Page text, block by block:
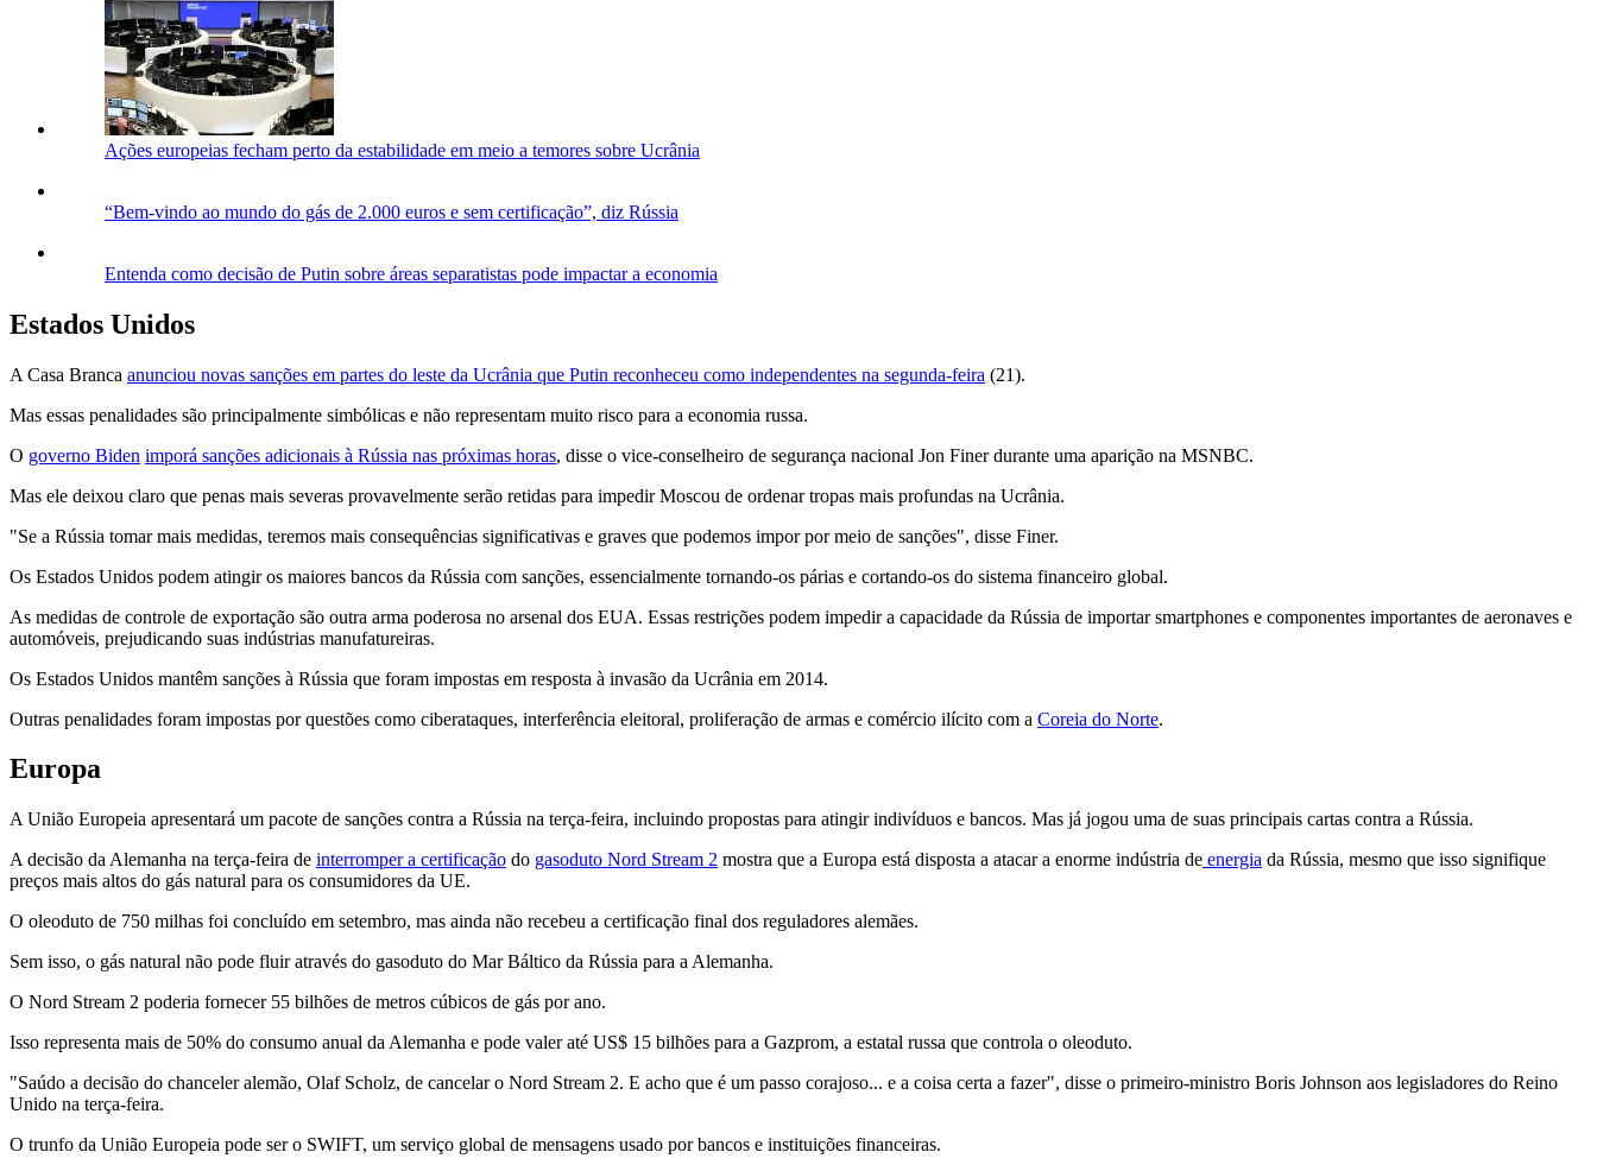
Ações europeias fecham perto da estabilidade em meio a temores sobre Ucrânia
“Bem-vindo ao mundo do gás de 2.000 euros e sem certificação”, diz Rússia
Entenda como decisão de Putin sobre áreas separatistas pode impactar a economia
Estados Unidos
A Casa Branca anunciou novas sanções em partes do leste da Ucrânia que Putin reconheceu como independentes na segunda-feira (21).
Mas essas penalidades são principalmente simbólicas e não representam muito risco para a economia russa.
O governo Biden imporá sanções adicionais à Rússia nas próximas horas, disse o vice-conselheiro de segurança nacional Jon Finer durante uma aparição na MSNBC.
Mas ele deixou claro que penas mais severas provavelmente serão retidas para impedir Moscou de ordenar tropas mais profundas na Ucrânia.
"Se a Rússia tomar mais medidas, teremos mais consequências significativas e graves que podemos impor por meio de sanções", disse Finer.
Os Estados Unidos podem atingir os maiores bancos da Rússia com sanções, essencialmente tornando-os párias e cortando-os do sistema financeiro global.
As medidas de controle de exportação são outra arma poderosa no arsenal dos EUA. Essas restrições podem impedir a capacidade da Rússia de importar smartphones e componentes importantes de aeronaves e
automóveis, prejudicando suas indústrias manufatureiras.
Os Estados Unidos mantêm sanções à Rússia que foram impostas em resposta à invasão da Ucrânia em 2014.
Outras penalidades foram impostas por questões como ciberataques, interferência eleitoral, proliferação de armas e comércio ilícito com a Coreia do Norte.
Europa
A União Europeia apresentará um pacote de sanções contra a Rússia na terça-feira, incluindo propostas para atingir indivíduos e bancos. Mas já jogou uma de suas principais cartas contra a Rússia.
A decisão da Alemanha na terça-feira de interromper a certificação do gasoduto Nord Stream 2 mostra que a Europa está disposta a atacar a enorme indústria de energia da Rússia, mesmo que isso signifique
preços mais altos do gás natural para os consumidores da UE.
O oleoduto de 750 milhas foi concluído em setembro, mas ainda não recebeu a certificação final dos reguladores alemães.
Sem isso, o gás natural não pode fluir através do gasoduto do Mar Báltico da Rússia para a Alemanha.
O Nord Stream 2 poderia fornecer 55 bilhões de metros cúbicos de gás por ano.
Isso representa mais de 50% do consumo anual da Alemanha e pode valer até US$ 15 bilhões para a Gazprom, a estatal russa que controla o oleoduto.
"Saúdo a decisão do chanceler alemão, Olaf Scholz, de cancelar o Nord Stream 2. E acho que é um passo corajoso... e a coisa certa a fazer", disse o primeiro-ministro Boris Johnson aos legisladores do Reino
Unido na terça-feira.
O trunfo da União Europeia pode ser o SWIFT, um serviço global de mensagens usado por bancos e instituições financeiras.